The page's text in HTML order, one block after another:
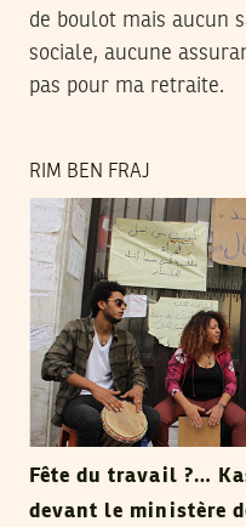
de boulot mais aucun
sociale, aucune
pas pour ma retraite.
RIM BEN FRAJ
Fête du travail ?…
devant le ministère